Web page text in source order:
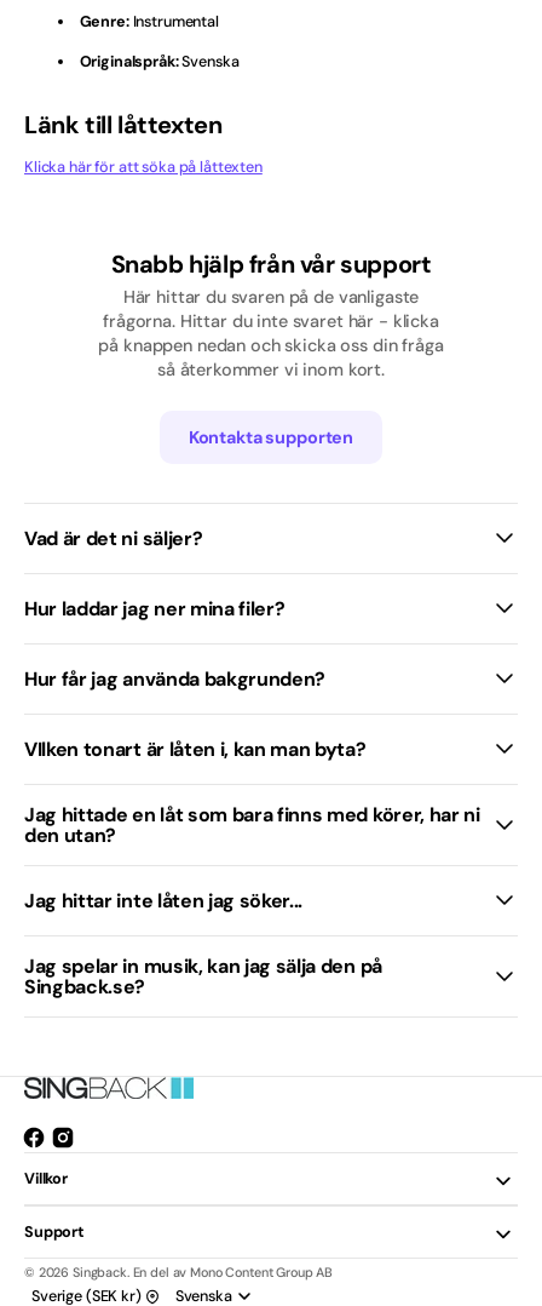
Melodifestival
Norska
Rap/Hip hop
Skolavslutning
Genre:Instrumental
Originalspråk:Svenska
Länk till låttexten
Klicka här för att söka på låttexten
Snabb hjälp från vår support
Här hittar du svaren på de vanligaste
frågorna. Hittar du inte svaret här - klicka
på knappen nedan och skicka oss din fråga
så återkommer vi inom kort.
Kontakta supporten
Vad är det ni säljer?
Hur laddar jag ner mina filer?
Hur får jag använda bakgrunden?
VIlken tonart är låten i, kan man byta?
Jag hittade en låt som bara finns med körer, har ni
den utan?
Jag hittar inte låten jag söker...
Jag spelar in musik, kan jag sälja den på
Singback.se?
Facebook
Instagram
i
ett
nytt
fönster.
Villkor
Support
© 2026 Singback. En del av Mono Content Group AB
Sverige (SEK kr) Svenska